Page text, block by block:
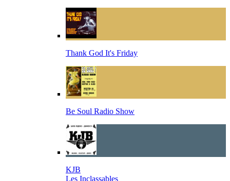
Thank God It's Friday
Be Soul Radio Show
KJB
Les Inclassables